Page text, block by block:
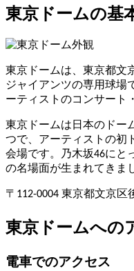
東京ドームの基
東京ドームは、東京都文
ジャイアンツの専用球場
ーティストのコンサート
東京ドームは日本のドー
つで、アーティストの初
会場です。乃木坂46にと
の名場面が生まれてきま
〒112-0004 東京都文京区
東京ドームへの
電車でのアクセス